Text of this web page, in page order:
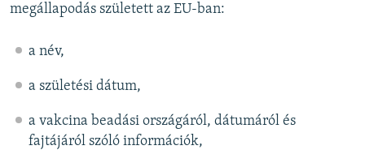
megállapodás született az EU-ban:
a név,
a születési dátum,
a vakcina beadási országáról, dátumáról és
fajtájáról szóló információk,